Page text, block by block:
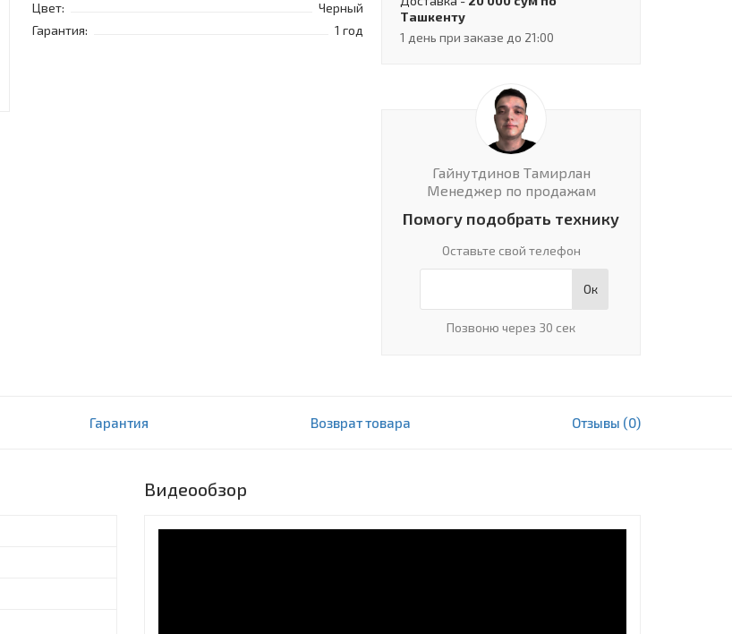
Цвет:
Черный
Гарантия:
1 год
Ташкенту
1 день при заказе до 21:00
Гайнутдинов Тамирлан
Менеджер по продажам
Помогу подобрать технику
Оставьте свой телефон
Ок
Позвоню через 30 сек
12 345 000 сум В корзину
Гарантия Возврат товара Отзывы (0)
Видеообзор